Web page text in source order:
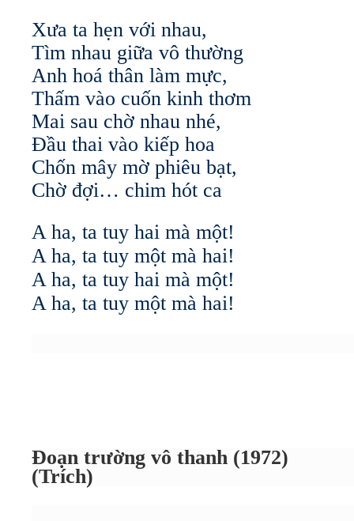
Xưa ta hẹn với nhau,
Tìm nhau giữa vô thường
Anh hoá thân làm mực,
Thấm vào cuốn kinh thơm
Mai sau chờ nhau nhé,
Đầu thai vào kiếp hoa
Chốn mây mờ phiêu bạt,
Chờ đợi… chim hót ca
A ha, ta tuy hai mà một!
A ha, ta tuy một mà hai!
A ha, ta tuy hai mà một!
A ha, ta tuy một mà hai!
Đoạn trường vô thanh (1972)
(Trích)